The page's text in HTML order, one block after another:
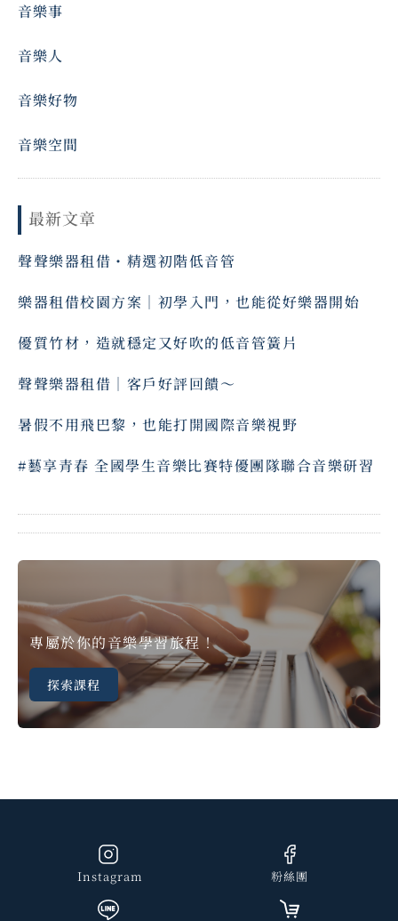
音樂事
音樂人
音樂好物
音樂空間
最新文章
聲聲樂器租借・精選初階低音管
樂器租借校園方案｜初學入門，也能從好樂器開始
優質竹材，造就穩定又好吹的低音管簧片
聲聲樂器租借｜客戶好評回饋～ ⠀
暑假不用飛巴黎，也能打開國際音樂視野
#藝享青春 全國學生音樂比賽特優團隊聯合音樂研習
專屬於你的音樂學習旅程！
探索課程
Instagram 粉絲團